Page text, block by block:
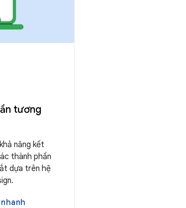
tương
năng kết
thành phần
dựa trên hệ